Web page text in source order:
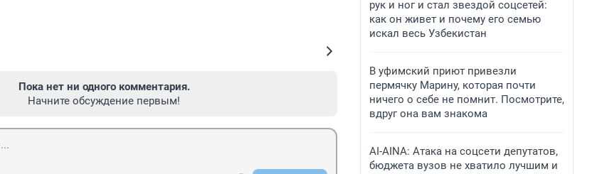
Пока нет ни одного комментария.
Начните обсуждение первым!
рук и ног и стал звездой соцсетей:
как он живет и почему его семью
искал весь Узбекистан
В уфимский приют привезли
пермячку Марину, которая почти
ничего о себе не помнит. Посмотрите,
вдруг она вам знакома
AI-AINA: Атака на соцсети депутатов,
бюджета вузов не хватило лучшим и